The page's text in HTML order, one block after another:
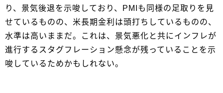
り、景気後退を示唆しており、PMIも同様の足取りを見
せているものの、米長期金利は頭打ちしているものの、
水準は高いままだ。これは、景気悪化と共にインフレが
進行するスタグフレーション懸念が残っていることを示
唆しているためかもしれない。